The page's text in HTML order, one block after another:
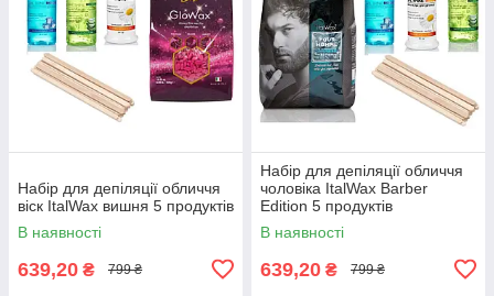
Набір для депіляції обличчя
віск ItalWax вишня 5 продуктів
В наявності
639,20 ₴ 799 ₴
Набір для депіляції обличчя
чоловіка ItalWax Barber
Edition 5 продуктів
В наявності
639,20 ₴ 799 ₴